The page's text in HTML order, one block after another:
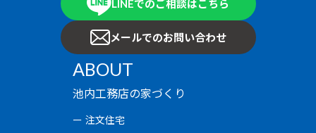
LINEでのご相談はこちら
メールでのお問い合わせ
ABOUT
池内工務店の家づくり
注文住宅